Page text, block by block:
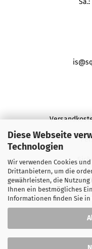
Diese Webseite
Technologien
Wir verwenden Cookies
Drittanbietern, um die
gewährleisten, die Nutzung
Ihnen ein bestmögliches
Informationen finden Sie in